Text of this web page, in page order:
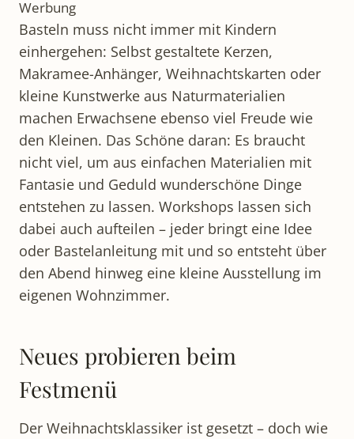
Werbung
Basteln muss nicht immer mit Kindern
einhergehen: Selbst gestaltete Kerzen,
Makramee-Anhänger, Weihnachtskarten oder
kleine Kunstwerke aus Naturmaterialien
machen Erwachsene ebenso viel Freude wie
den Kleinen. Das Schöne daran: Es braucht
nicht viel, um aus einfachen Materialien mit
Fantasie und Geduld wunderschöne Dinge
entstehen zu lassen. Workshops lassen sich
dabei auch aufteilen – jeder bringt eine Idee
oder Bastelanleitung mit und so entsteht über
den Abend hinweg eine kleine Ausstellung im
eigenen Wohnzimmer.​
Neues probieren beim
Festmenü
Der Weihnachtsklassiker ist gesetzt – doch wie